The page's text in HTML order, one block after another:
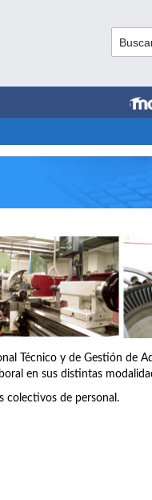
Técnico y de Gestión de
en sus distintas
colectivos de personal.